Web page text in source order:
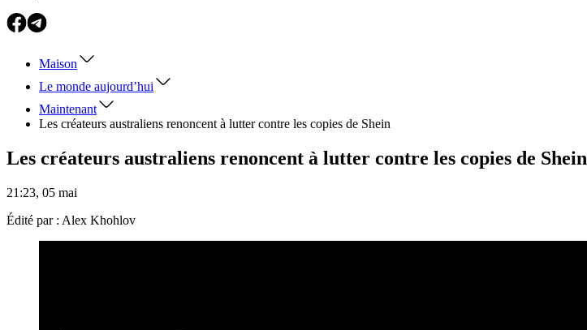
Maison
Le monde aujourd’hui
Maintenant
Les créateurs australiens renoncent à lutter contre les copies de Shein
Les créateurs australiens renoncent à lutter contre les copies de Shein
21:23, 05 mai
Édité par : Alex Khohlov